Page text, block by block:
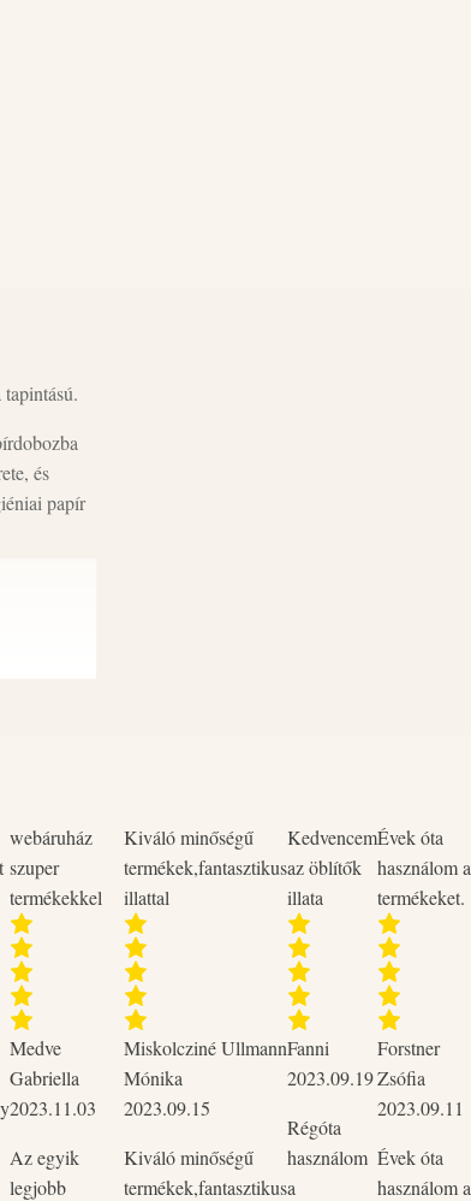
és
papír
webáruház
szuper
termékekkel
Medve
Gabriella
2023.11.03
Az egyik
legjobb
Kiváló minőségű
termékek,fantasztikus
illattal
Miskolcziné Ullmann
Mónika
2023.09.15
Kiváló minőségű
termékek,fantasztikus
Kedvencem
az öblítők
illata
Fanni
2023.09.19
Régóta
használom
a
Évek óta
használom a
termékeket.
Forstner
Zsófia
2023.09.11
Évek óta
használom a